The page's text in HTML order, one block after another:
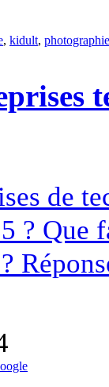
, kidult, photographie
de
? Que